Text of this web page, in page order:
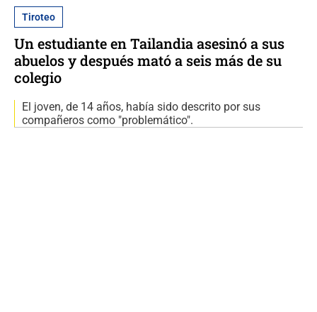
Tiroteo
Un estudiante en Tailandia asesinó a sus
abuelos y después mató a seis más de su
colegio
El joven, de 14 años, había sido descrito por sus
compañeros como "problemático".